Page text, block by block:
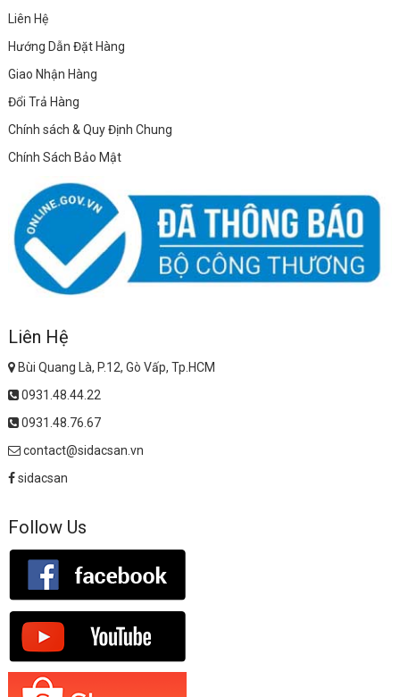
Liên Hệ
Hướng Dẫn Đặt Hàng
Giao Nhận Hàng
Đổi Trả Hàng
Chính sách & Quy Định Chung
Chính Sách Bảo Mật
Liên Hệ
Bùi Quang Là, P.12, Gò Vấp, Tp.HCM
0931.48.44.22
0931.48.76.67
contact@sidacsan.vn
sidacsan
Follow Us